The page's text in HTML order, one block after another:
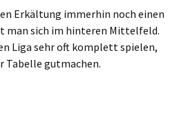
Erkältung immerhin noch einen
man sich im hinteren Mittelfeld.
Liga sehr oft komplett spielen,
Tabelle gutmachen.